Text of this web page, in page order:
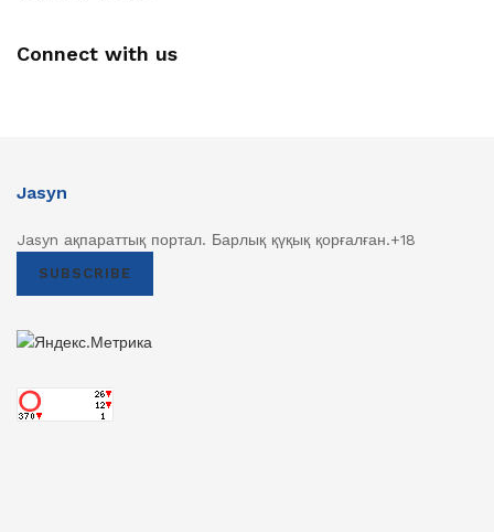
Connect with us
Jasyn
Jasyn ақпараттық портал. Барлық қүқық қорғалған.+18
SUBSCRIBE